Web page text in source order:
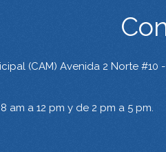
(CAM) Avenida 2 Norte #10 -
am a 12 pm y de 2 pm a 5 pm.